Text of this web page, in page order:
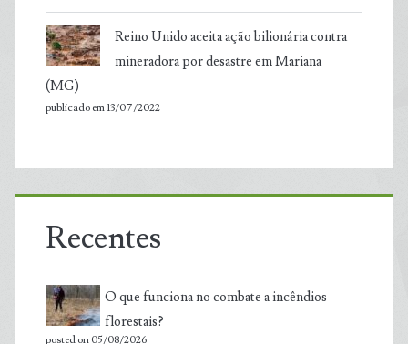
Reino Unido aceita ação bilionária contra
mineradora por desastre em Mariana
(MG)
publicado em 13/07/2022
Recentes
O que funciona no combate a incêndios
florestais?
posted on 05/08/2026